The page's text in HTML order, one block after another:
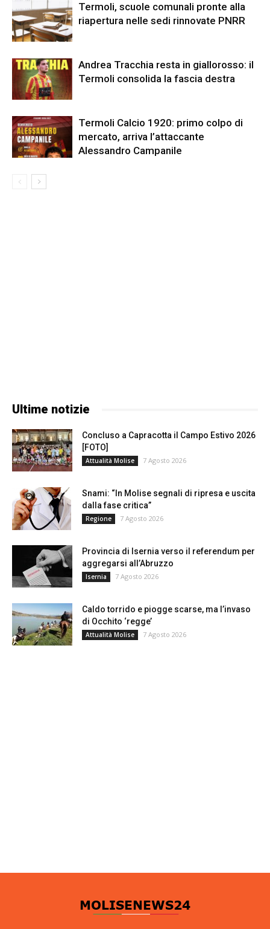
Termoli, scuole comunali pronte alla
riapertura nelle sedi rinnovate PNRR
Andrea Tracchia resta in giallorosso: il
Termoli consolida la fascia destra
Termoli Calcio 1920: primo colpo di
mercato, arriva l’attaccante
Alessandro Campanile
Ultime notizie
Concluso a Capracotta il Campo Estivo 2026
[FOTO]
Attualità Molise 7 Agosto 2026
Snami: “In Molise segnali di ripresa e uscita
dalla fase critica”
Regione 7 Agosto 2026
Provincia di Isernia verso il referendum per
aggregarsi all’Abruzzo
Isernia 7 Agosto 2026
Caldo torrido e piogge scarse, ma l’invaso
di Occhito ‘regge’
Attualità Molise 7 Agosto 2026